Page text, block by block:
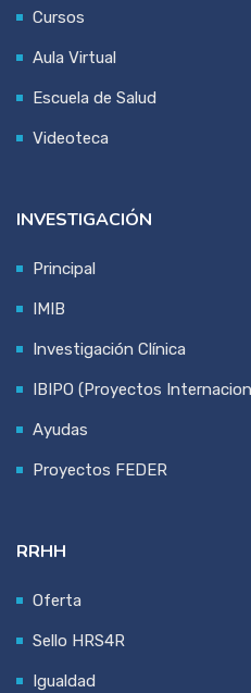
Cursos
Aula Virtual
Escuela de Salud
Videoteca
INVESTIGACIÓN
Principal
IMIB
Investigación Clínica
IBIPO (Proyectos
Ayudas
Proyectos FEDER
RRHH
Oferta
Sello HRS4R
Igualdad